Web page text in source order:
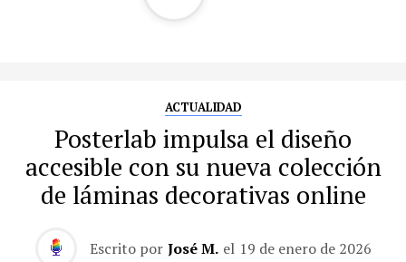
ACTUALIDAD
Posterlab impulsa el diseño
accesible con su nueva colección
de láminas decorativas online
Escrito por José M. el 19 de enero de 2026